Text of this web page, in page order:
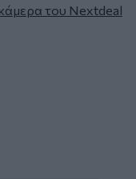
του Nextdeal